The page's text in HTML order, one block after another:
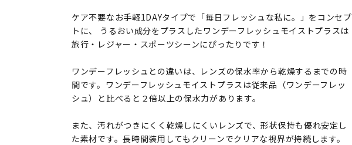
ケア不要なお手軽1DAYタイプで「毎日フレッシュな私に。」をコンセプ
トに、 うるおい成分をプラスしたワンデーフレッシュモイストプラスは
旅行・レジャー・スポーツシーンにぴったりです！
ワンデーフレッシュとの違いは、レンズの保水率から乾燥するまでの時
間です。ワンデーフレッシュモイストプラスは従来品（ワンデーフレッ
シュ）と比べると２倍以上の保水力があります。
また、汚れがつきにくく乾燥しにくいレンズで、形状保持も優れ安定し
た素材です。長時間装用してもクリーンでクリアな視界が持続します。